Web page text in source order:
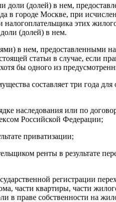
доли (долей) в нем,
городе Москве, при
этих
(долей) в нем.
в нем, предоставленными
статьи в случае, если
бы одного из
составляет три года
наследования или по
Российской Федерации;
приватизации;
ренты в результате
регистрации
части квартиры, части
в праве собственности на